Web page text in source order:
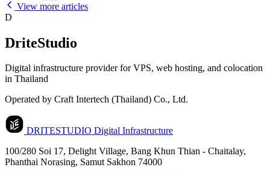
View more articles
D
DriteStudio
Digital infrastructure provider for VPS, web hosting, and colocation
in Thailand
Operated by Craft Intertech (Thailand) Co., Ltd.
DRITESTUDIO Digital Infrastructure
100/280 Soi 17, Delight Village, Bang Khun Thian - Chaitalay,
Phanthai Norasing, Samut Sakhon 74000